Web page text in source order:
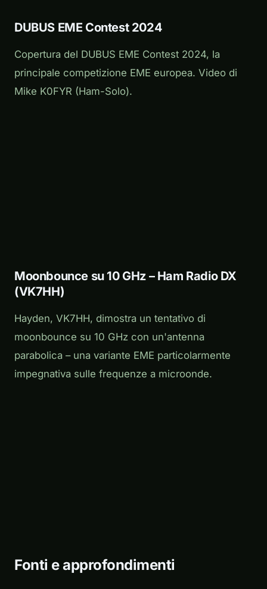
DUBUS EME Contest 2024
Copertura del DUBUS EME Contest 2024, la
principale competizione EME europea. Video di
Mike K0FYR (Ham-Solo).
Moonbounce su 10 GHz – Ham Radio DX
(VK7HH)
Hayden, VK7HH, dimostra un tentativo di
moonbounce su 10 GHz con un'antenna
parabolica – una variante EME particolarmente
impegnativa sulle frequenze a microonde.
Fonti e approfondimenti